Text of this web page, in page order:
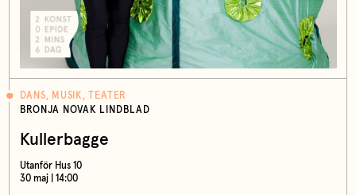
DANS, MUSIK, TEATER
BRONJA NOVAK LINDBLAD
Kullerbagge
Utanför Hus 10
30 maj | 14:00